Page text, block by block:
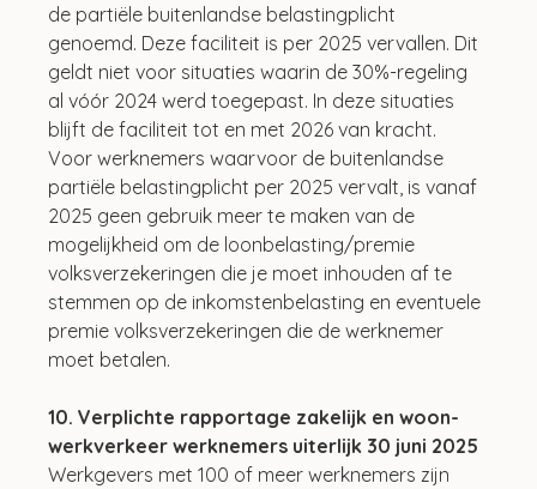
de partiële buitenlandse belastingplicht
genoemd. Deze faciliteit is per 2025 vervallen. Dit
geldt niet voor situaties waarin de 30%-regeling
al vóór 2024 werd toegepast. In deze situaties
blijft de faciliteit tot en met 2026 van kracht.
Voor werknemers waarvoor de buitenlandse
partiële belastingplicht per 2025 vervalt, is vanaf
2025 geen gebruik meer te maken van de
mogelijkheid om de loonbelasting/premie
volksverzekeringen die je moet inhouden af te
stemmen op de inkomstenbelasting en eventuele
premie volksverzekeringen die de werknemer
moet betalen.
10. Verplichte rapportage zakelijk en woon-
werkverkeer werknemers uiterlijk 30 juni 2025
Werkgevers met 100 of meer werknemers zijn